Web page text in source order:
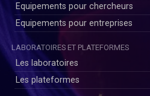
Equipements pour chercheurs
Equipements pour entreprises
LABORATOIRES ET PLATEFORMES
Les laboratoires
Les plateformes